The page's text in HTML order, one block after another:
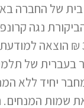
של החברה
נגה
של
יחיד ללא
שמות